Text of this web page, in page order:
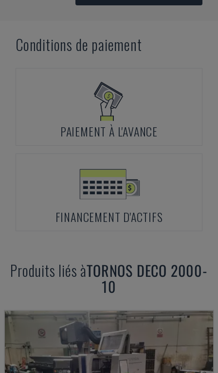
Conditions de paiement
PAIEMENT À L'AVANCE
FINANCEMENT D'ACTIFS
Produits liés àTORNOS DECO 2000-
10